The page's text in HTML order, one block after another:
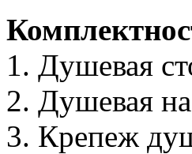
1. Душевая
2. Душевая
3. Крепеж